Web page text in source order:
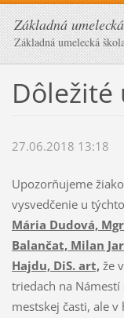
Základná
Základná umelecká
Dôležité
27.06.2018 13:18
Upozorňujeme
vysvedčenie u
Mária Dudová,
Balančat, Milan
Hajdu, DiS. art,že
triedach na
mestskej časti, ale